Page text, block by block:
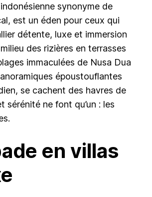
synonyme de
est un éden pour ceux qui
détente, luxe et immersion
des rizières en terrasses
immaculées de Nusa Dua
époustouflantes
se cachent des havres de
sérénité ne font qu’un : les
en villas